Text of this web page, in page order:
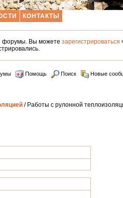
КОНТАКТЫ
форумы. Вы можете зарегистрироваться
Помощь Поиск Новые
/ Работы с рулонной